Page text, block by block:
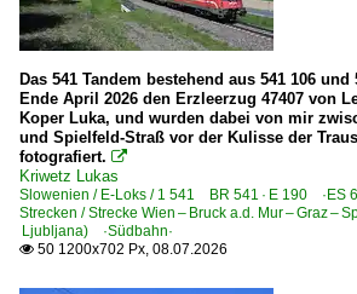
Straßenbahn
Zagrebački električni tramvaj
Straßenbahnfahrzeuge
CroTram | TMK 2200 | Niederflur-
CroTram | TMK 2300 |
Duro Daković | TMK 201 | TMK-
Das 541 Tandem bestehend aus 541 106
Ende April 2026 den Erzleerzug 47407 von
Koper Luka, und wurden dabei von mir
und Spielfeld-Straß vor der Kulisse der
fotografiert. 
Kriwetz Lukas
Slowenien / E-Loks / 1 541 BR 541 · E 190 ·ES
Strecken / Strecke Wien – Bruck a.d. Mur – Graz –
Ljubljana) ·Südbahn·
 50 1200x702 Px, 08.07.2026